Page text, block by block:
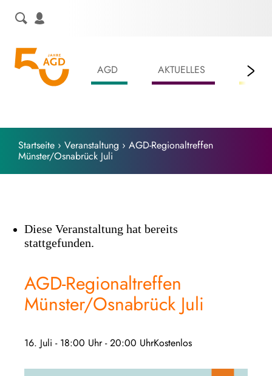
AGD AKTUELLES
Startseite › Veranstaltung › AGD-Regionaltreffen
Münster/Osnabrück Juli
Diese Veranstaltung hat bereits
stattgefunden.
AGD-Regionaltreffen
Münster/Osnabrück Juli
16. Juli - 18:00 Uhr-20:00 UhrKostenlos